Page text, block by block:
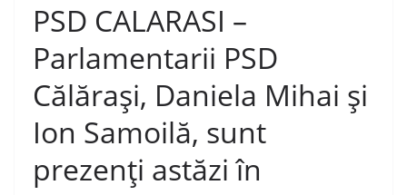
PSD CALARASI –
Parlamentarii PSD
Călărași, Daniela Mihai și
Ion Samoilă, sunt
prezenți astăzi în